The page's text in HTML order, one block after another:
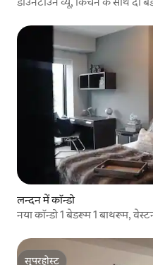
लन्दन में कॉन्डो
नया कॉन्डो 1 बेडरूम 1 बाथरूम,
सुपरहोस्ट